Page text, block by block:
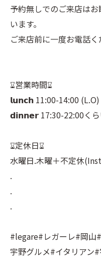
予約無しでのご来店は
います。⠀
ご来店前に一度お電話く
⌛︎営業時間⌛︎⠀
𝗹𝘂𝗻𝗰𝗵 11:00-14:00 (L.O)⠀
𝗱𝗶𝗻𝗻𝗲𝗿 17:30-22:00くら
⌛︎定休日⌛︎⠀
水曜日.木曜＋不定休
.⠀
.⠀
.⠀
#legare#レガーレ#岡山
宇野グルメ#イタリアン